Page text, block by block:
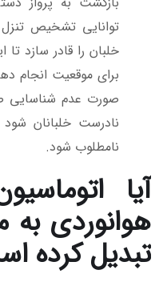
توانایی تشخیص
خلبان را قادر سازد
برای موقعیت انجام
صورت عدم شناسایی
نادرست خلبانان
نامطلوب شود.
آیا
هوانوردی به
تبدیل کرده